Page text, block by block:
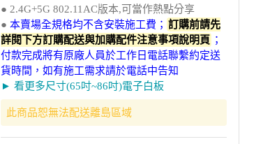
● 2.4G+5G 802.11AC版本,可當作熱點分享
●本賣場全規格均不含安裝施工費； 訂購前請先
詳閱下方訂購配送與加購配件注意事項說明頁 ；
付款完成將有原廠人員於工作日電話聯繫約定送
貨時間，如有施工需求請於電話中告知
► 看更多尺寸(65吋~86吋)電子白板
此商品恕無法配送離島區域